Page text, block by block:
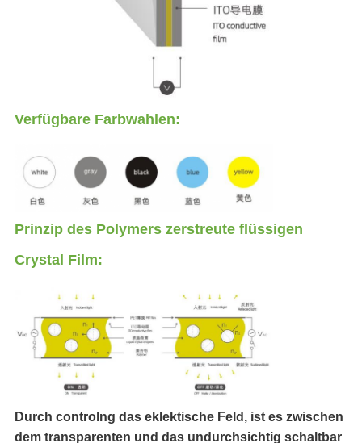
Verfügbare Farbwahlen:
Prinzip des Polymers zerstreute flüssigen
Crystal Film:
Durch controlng das eklektische Feld, ist es zwischen
dem transparenten und das undurchsichtig schaltbar